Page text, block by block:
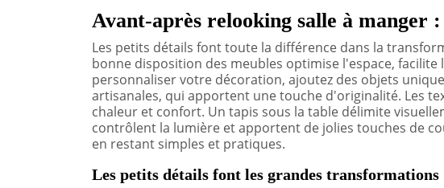
Avant-après relooking salle à manger :
Les petits détails font toute la différence dans la
bonne disposition des meubles optimise l'espace,
personnaliser votre décoration, ajoutez des objets
artisanales, qui apportent une touche d'originalité. Les
chaleur et confort. Un tapis sous la table délimite
contrôlent la lumière et apportent de jolies touches de
en restant simples et pratiques.
Les petits détails font les grandes transformations